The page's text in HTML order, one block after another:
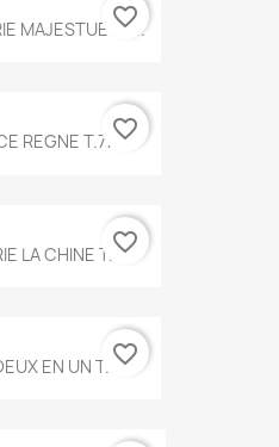
MAJESTUEUX...
favorite_border
REGNE T.778favorite_border
LA CHINE T.497
favorite_border
EN UN T.675
favorite_border